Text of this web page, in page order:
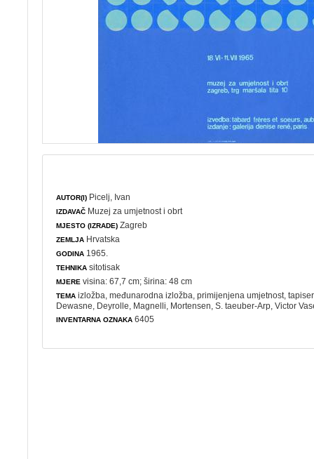
AUTOR(I) Picelj, Ivan
IZDAVAČ Muzej za umjetnost i obrt
MJESTO (IZRADE) Zagreb
ZEMLJA Hrvatska
GODINA 1965.
TEHNIKA sitotisak
MJERE visina: 67,7 cm; širina: 48 cm
TEMA izložba ,međunarodna izložba ,primijenjena umjetnost ,
Dewasne, Deyrolle, Magnelli, Mortensen, S. taeuber-Arp, Victor
INVENTARNA OZNAKA 6405